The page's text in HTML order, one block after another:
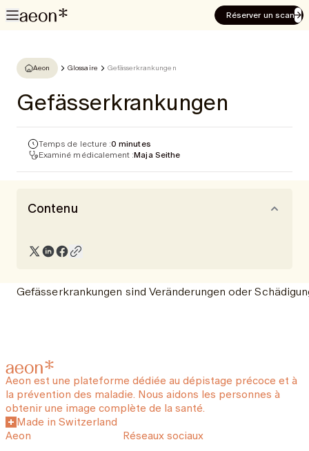
Réserver un scan
Aeon Glossaire Gefässerkrankungen
Gefässerkrankungen
Temps de lecture :0 minutes
Examiné médicalement :Maja Seithe
Contenu
Gefässerkrankungen sind Veränderungen oder
Aeon est une plateforme dédiée au dépistage précoce et à
la prévention des maladie. Nous aidons les personnes à
obtenir une image complète de la santé.
Made in Switzerland
Aeon
Réseaux sociaux